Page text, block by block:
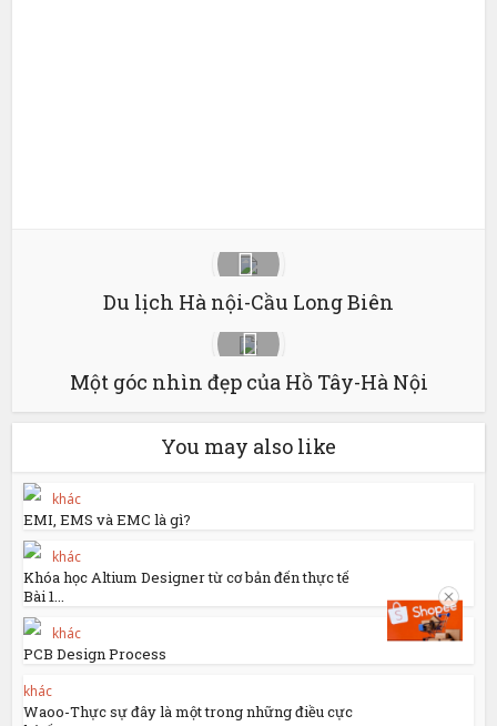
Du lịch Hà nội-Cầu Long Biên
Một góc nhìn đẹp của Hồ Tây-Hà Nội
You may also like
khác
EMI, EMS và EMC là gì?
khác
Khóa học Altium Designer từ cơ bản đến thực tế
Bài 1...
khác
PCB Design Process
khác
Waoo-Thực sự đây là một trong những điều cực